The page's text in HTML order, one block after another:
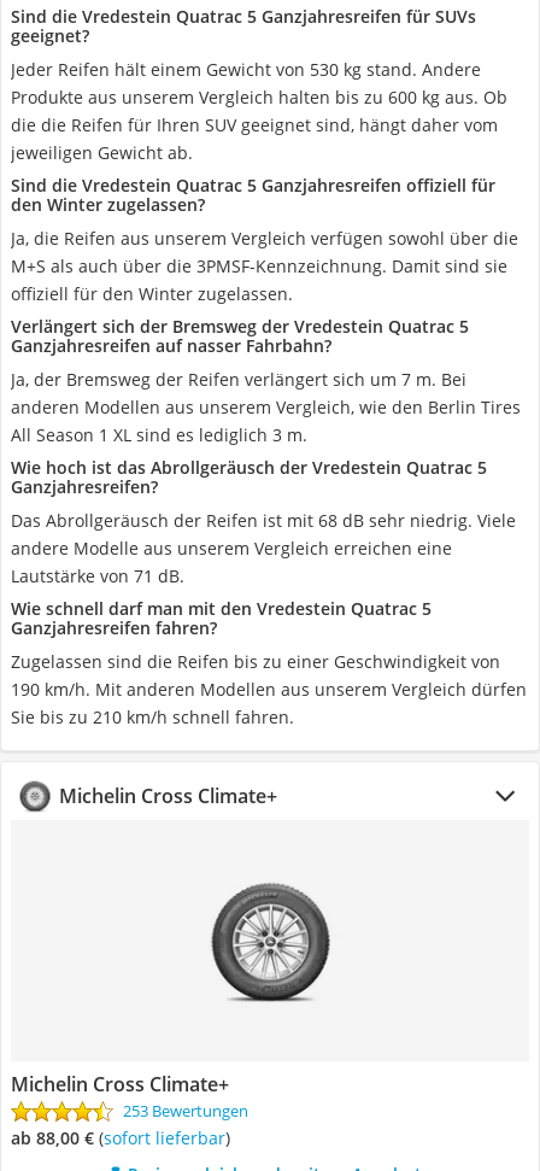
Sind die Vredestein Quatrac 5 Ganzjahresreifen für SUVs
geeignet?
Jeder Reifen hält einem Gewicht von 530 kg stand. Andere
Produkte aus unserem Vergleich halten bis zu 600 kg aus. Ob
die die Reifen für Ihren SUV geeignet sind, hängt daher vom
jeweiligen Gewicht ab.
Sind die Vredestein Quatrac 5 Ganzjahresreifen offiziell für
den Winter zugelassen?
Ja, die Reifen aus unserem Vergleich verfügen sowohl über die
M+S als auch über die 3PMSF-Kennzeichnung. Damit sind sie
offiziell für den Winter zugelassen.
Verlängert sich der Bremsweg der Vredestein Quatrac 5
Ganzjahresreifen auf nasser Fahrbahn?
Ja, der Bremsweg der Reifen verlängert sich um 7 m. Bei
anderen Modellen aus unserem Vergleich, wie den Berlin Tires
All Season 1 XL sind es lediglich 3 m.
Wie hoch ist das Abrollgeräusch der Vredestein Quatrac 5
Ganzjahresreifen?
Das Abrollgeräusch der Reifen ist mit 68 dB sehr niedrig. Viele
andere Modelle aus unserem Vergleich erreichen eine
Lautstärke von 71 dB.
Wie schnell darf man mit den Vredestein Quatrac 5
Ganzjahresreifen fahren?
Zugelassen sind die Reifen bis zu einer Geschwindigkeit von
190 km/h. Mit anderen Modellen aus unserem Vergleich dürfen
Sie bis zu 210 km/h schnell fahren.
Michelin Cross Climate+
Michelin Cross Climate+
253 Bewertungen
ab 88,00 € ( Sofort lieferbar)